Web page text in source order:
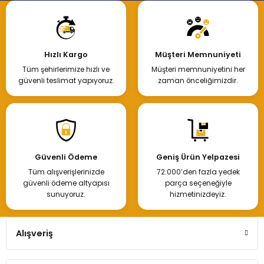
Hızlı Kargo
Tüm şehirlerimize hızlı ve
güvenli teslimat yapıyoruz.
Müşteri Memnuniyeti
Müşteri memnuniyetini her
zaman önceliğimizdir.
Güvenli Ödeme
Tüm alışverişlerinizde
güvenli ödeme altyapısı
sunuyoruz.
Geniş Ürün Yelpazesi
72.000’den fazla yedek
parça seçeneğiyle
hizmetinizdeyiz.
Alışveriş